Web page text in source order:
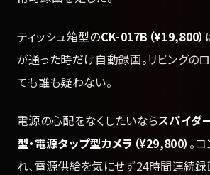
ティッシュ箱型のCK-017B（¥19,800）
が通った時だけ自動録画。リビングの
ても誰も疑わない。
電源の心配をなくしたいならスパイダ
型・電源タップ型カメラ（¥29,800） 。
れ、電源供給を気にせず24時間連続録